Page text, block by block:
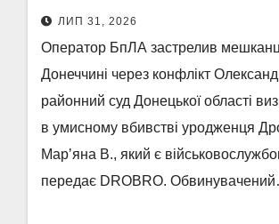
ЛИП 31, 2026
Оператор БпЛА застрелив
Донеччині через конфлікт
районний суд Донецької області
в умисному вбивстві уродженця
Марʼяна В., який є
передає DROBRO.